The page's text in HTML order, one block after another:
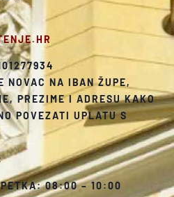
NOVAC NA IBAN ŽUPE,
PREZIME I ADRESU KAKO
POVEZATI UPLATU S
PETKA: 08:00 – 10:00